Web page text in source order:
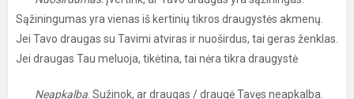
Sąžiningumas yra vienas iš kertinių tikros draugystės akmenų.
Jei Tavo draugas su Tavimi atviras ir nuoširdus, tai geras ženklas.
Jei draugas Tau meluoja, tikėtina, tai nėra tikra draugystė
Neapkalba . Sužinok, ar draugas / draugė Tavęs neapkalba.